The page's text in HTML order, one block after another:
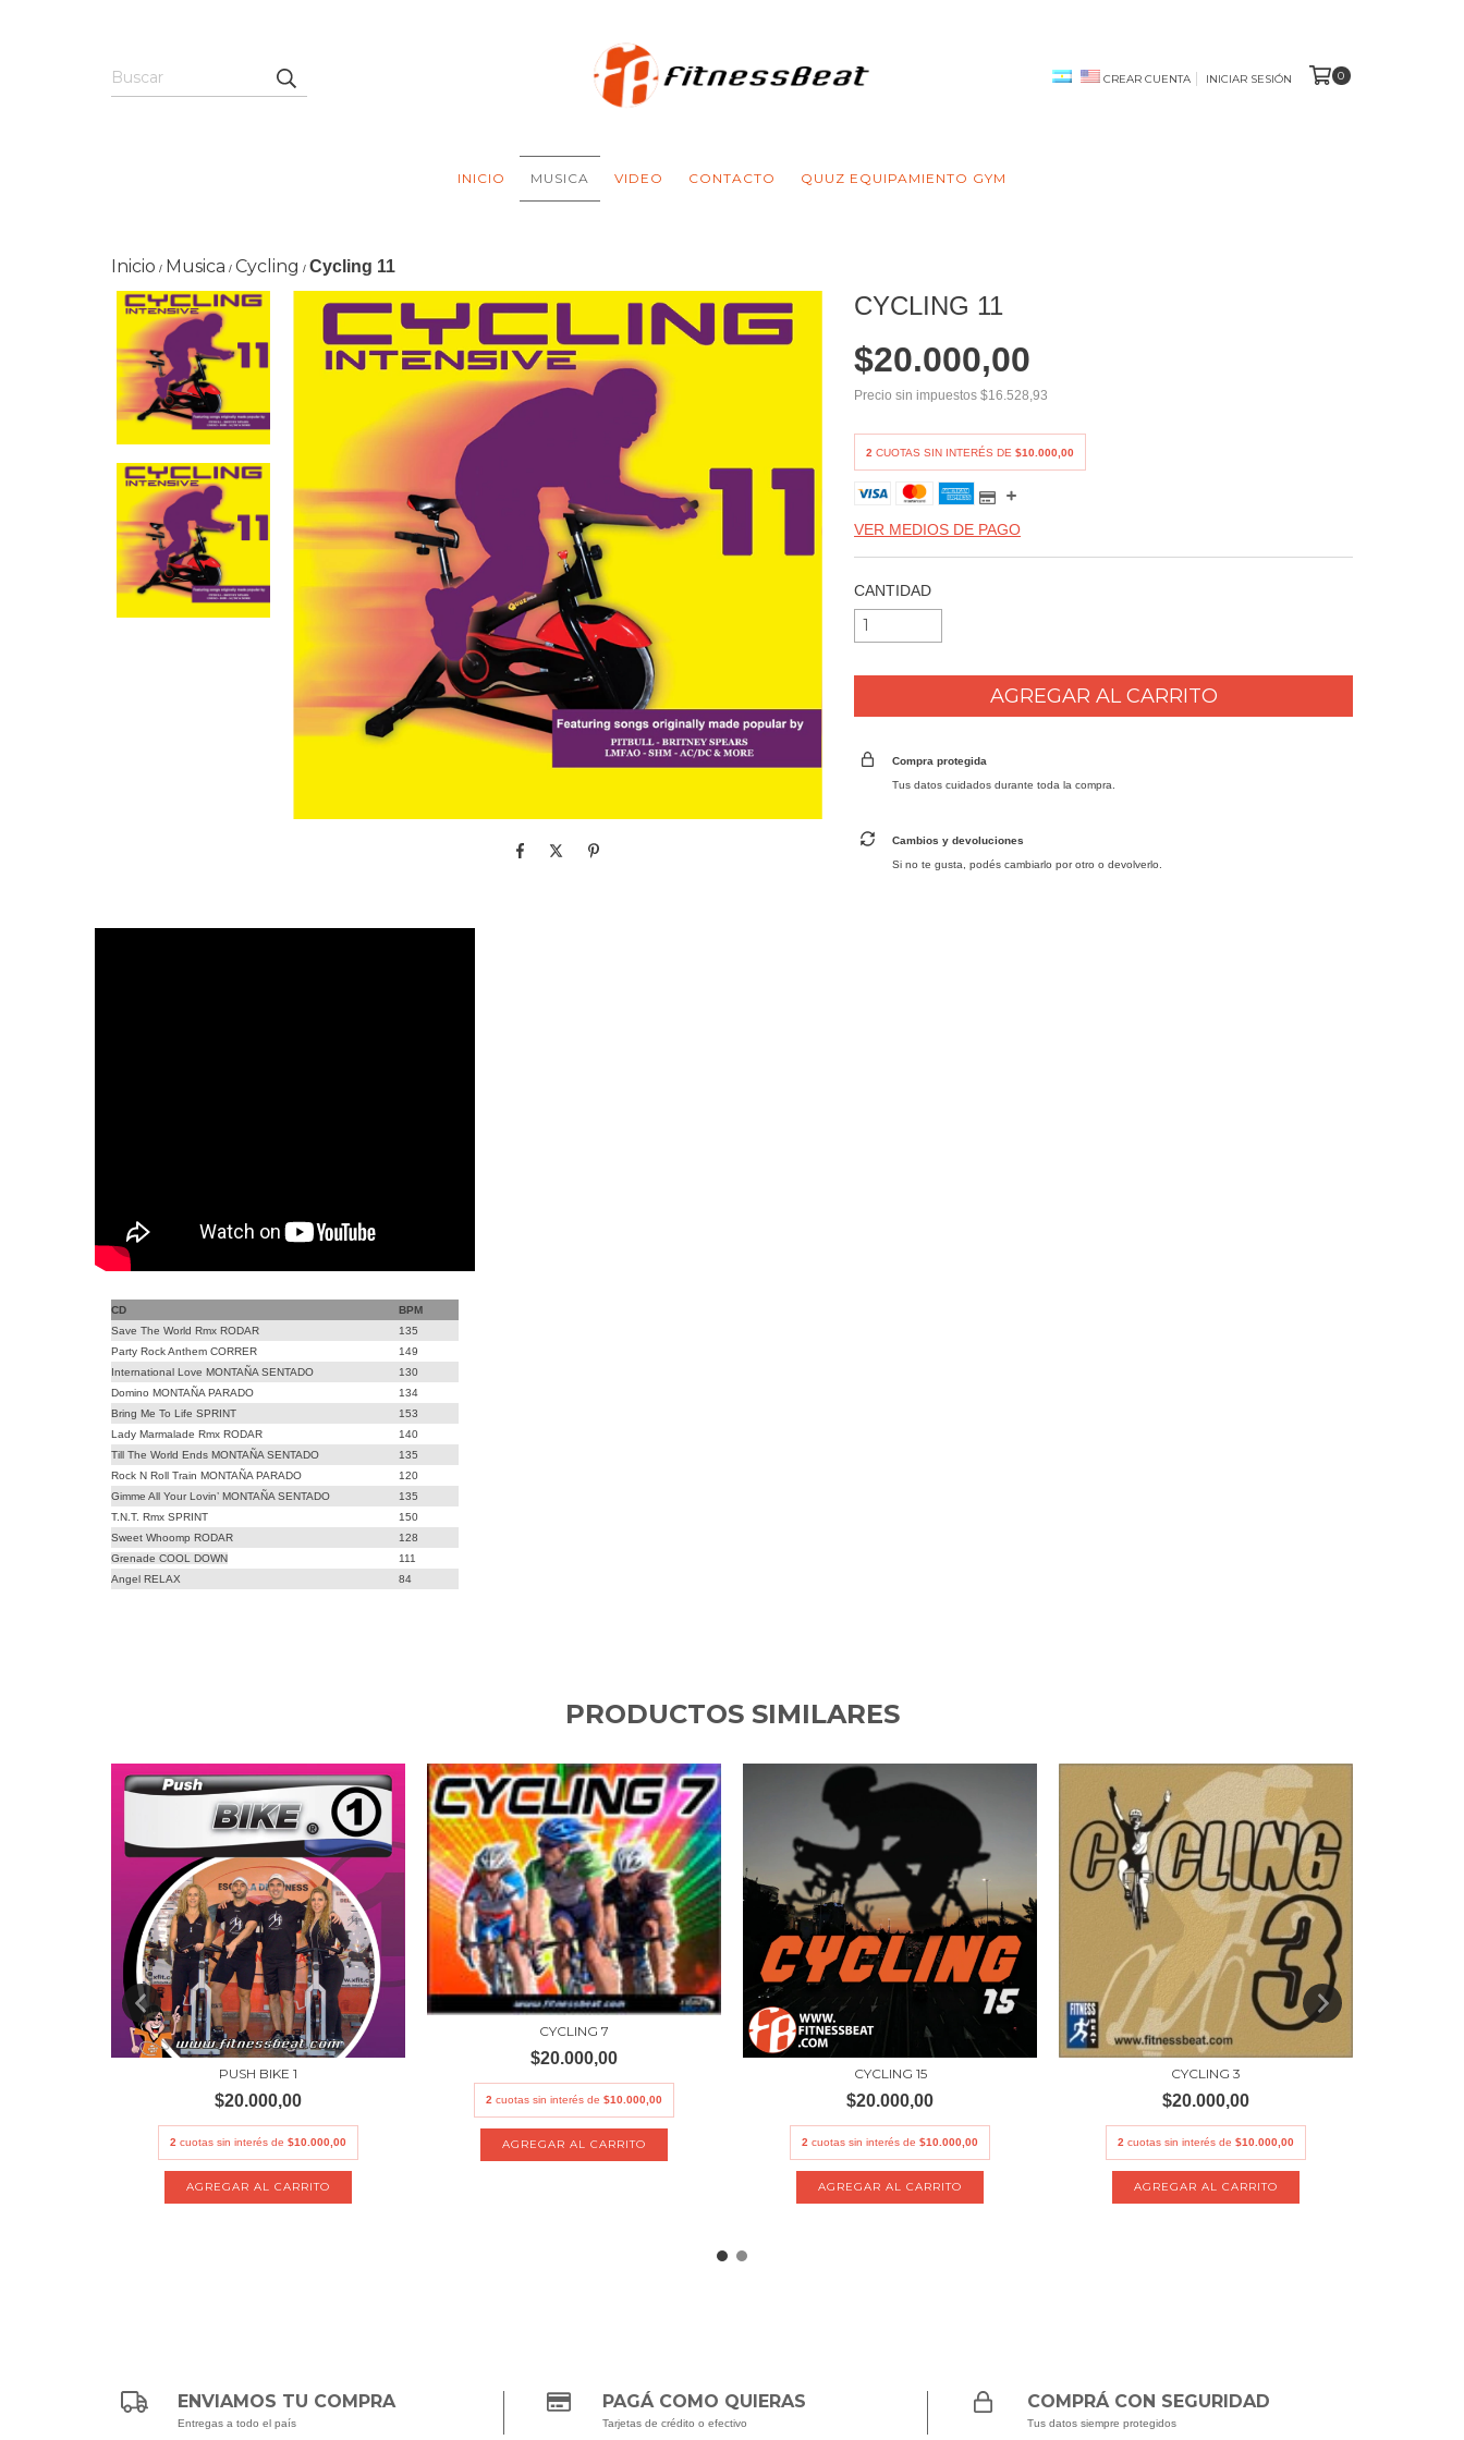
CREAR CUENTA INICIAR SESIÓN 0
INICIO MUSICA VIDEO CONTACTO QUUZ EQUIPAMIENTO GYM
Inicio / Musica / Cycling / Cycling 11
CD
BPM
Save The World Rmx RODAR
135
Party Rock Anthem CORRER
149
International Love MONTAÑA SENTADO
130
Domino MONTAÑA PARADO
134
Bring Me To Life SPRINT
153
Lady Marmalade Rmx RODAR
140
Till The World Ends MONTAÑA SENTADO
135
Rock N Roll Train MONTAÑA PARADO
120
Gimme All Your Lovin’ MONTAÑA SENTADO
135
T.N.T. Rmx SPRINT
150
Sweet Whoomp RODAR
128
Grenade COOL DOWN
111
Angel RELAX
84
CYCLING 11
$20.000,00
Precio sin impuestos$16.528,93
2 CUOTAS SIN INTERÉS DE$10.000,00
VER MEDIOS DE PAGO
CANTIDAD
Compra protegida
Tus datos cuidados durante toda la compra.
Cambios y devoluciones
Si no te gusta, podés cambiarlo por otro o devolverlo.
PRODUCTOS SIMILARES
PUSH BIKE 1
$20.000,00
2 cuotas sin interés de $10.000,00
CYCLING 7
$20.000,00
2 cuotas sin interés de $10.000,00
CYCLING 15
$20.000,00
2 cuotas sin interés de $10.000,00
CYCLING 3
$20.000,00
2 cuotas sin interés de $10.000,00
ENVIAMOS TU COMPRA
Entregas a todo el país
PAGÁ COMO QUIERAS
Tarjetas de crédito o efectivo
COMPRÁ CON SEGURIDAD
Tus datos siempre protegidos